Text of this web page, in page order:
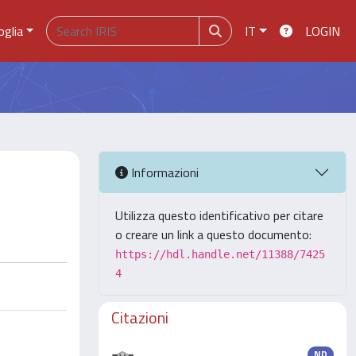
IT LOGIN
Informazioni
Utilizza questo identificativo per citare
o creare un link a questo documento:
https://hdl.handle.net/11388/7425
4
Citazioni